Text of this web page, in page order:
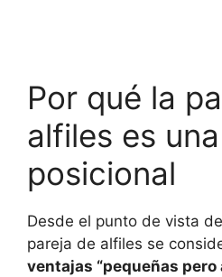
Por qué la
alfiles es
posicional
Desde el punto de vista
pareja de alfiles se
ventajas “pequeñas pero